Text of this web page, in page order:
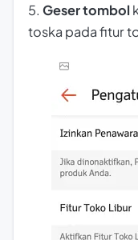
5. Geser tombol
toska pada fitur